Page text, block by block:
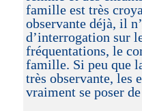
famille est très
observante déjà, il
d’interrogation sur
fréquentations, le
famille. Si peu que
très observante, les
vraiment se poser